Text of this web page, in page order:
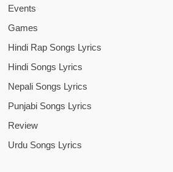
Events
Games
Hindi Rap Songs Lyrics
Hindi Songs Lyrics
Nepali Songs Lyrics
Punjabi Songs Lyrics
Review
Urdu Songs Lyrics